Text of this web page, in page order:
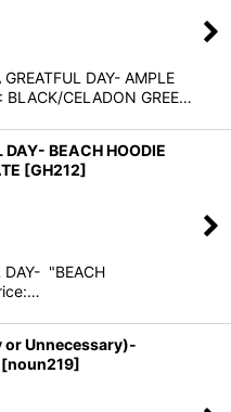
DAY- AMPLE
BLACK/CELADON GREE…
BEACH HOODIE
[GH212]
DAY- "BEACH
or Unnecessary)-
[noun219]